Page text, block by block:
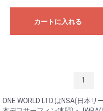
カートに入れる
1
ONE WORLD LTD.はNSA(日本